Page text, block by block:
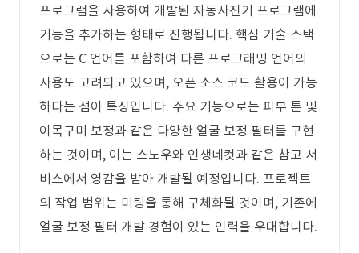
프로그램을 사용하여 개발된 자동사진기 프로그램에
기능을 추가하는 형태로 진행됩니다. 핵심 기술 스택
으로는 C 언어를 포함하여 다른 프로그래밍 언어의
사용도 고려되고 있으며, 오픈 소스 코드 활용이 가능
하다는 점이 특징입니다. 주요 기능으로는 피부 톤 및
이목구미 보정과 같은 다양한 얼굴 보정 필터를 구현
하는 것이며, 이는 스노우와 인생네컷과 같은 참고 서
비스에서 영감을 받아 개발될 예정입니다. 프로젝트
의 작업 범위는 미팅을 통해 구체화될 것이며, 기존에
얼굴 보정 필터 개발 경험이 있는 인력을 우대합니다.